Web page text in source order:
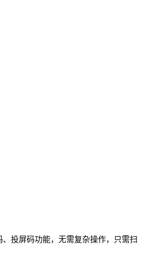
投屏码功能，无需复杂操作，只需扫